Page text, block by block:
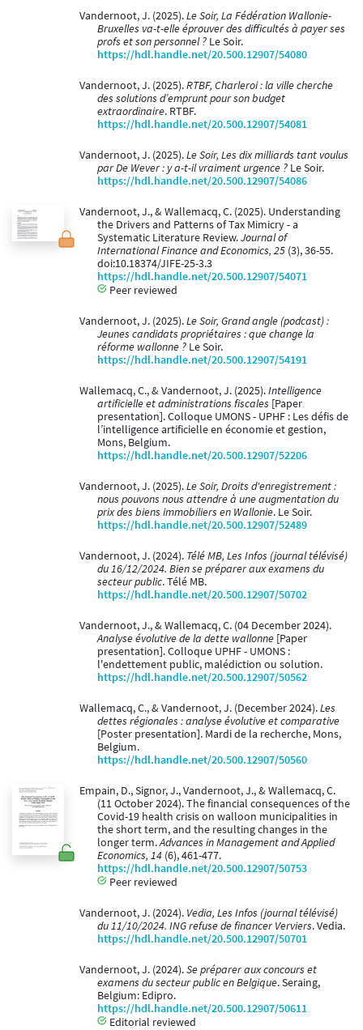
Vandernoot, J. (2025).Le Soir, La Fédération Wallonie-
Bruxelles va-t-elle éprouver des difficultés à payer ses
profs et son personnel ? Le Soir.
https://hdl.handle.net/20.500.12907/54080
Vandernoot, J. (2025).RTBF, Charleroi : la ville cherche
des solutions d’emprunt pour son budget
extraordinaire. RTBF.
https://hdl.handle.net/20.500.12907/54081
Vandernoot, J. (2025).Le Soir, Les dix milliards tant voulus
par De Wever : y a-t-il vraiment urgence ? Le Soir.
https://hdl.handle.net/20.500.12907/54086
Vandernoot, J., & Wallemacq, C. (2025). Understanding
the Drivers and Patterns of Tax Mimicry - a
Systematic Literature Review.Journal of
International Finance and Economics, 25 (3), 36-55.
doi:10.18374/JIFE-25-3.3
https://hdl.handle.net/20.500.12907/54071
Peer reviewed
Vandernoot, J. (2025).Le Soir, Grand angle (podcast) :
Jeunes candidats propriétaires : que change la
réforme wallonne ? Le Soir.
https://hdl.handle.net/20.500.12907/54191
Wallemacq, C., & Vandernoot, J. (2025).Intelligence
artificielle et administrations fiscales [Paper
presentation]. Colloque UMONS - UPHF : Les défis de
l’intelligence artificielle en économie et gestion,
Mons, Belgium.
https://hdl.handle.net/20.500.12907/52206
Vandernoot, J. (2025).Le Soir, Droits d'enregistrement :
nous pouvons nous attendre à une augmentation du
prix des biens immobiliers en Wallonie. Le Soir.
https://hdl.handle.net/20.500.12907/52489
Vandernoot, J. (2024). Télé MB, Les Infos (journal télévisé)
du 16/12/2024. Bien se préparer aux examens du
secteur public. Télé MB.
https://hdl.handle.net/20.500.12907/50702
Vandernoot, J., & Wallemacq, C. (04 December 2024).
Analyse évolutive de la dette wallonne [Paper
presentation]. Colloque UPHF - UMONS :
l'endettement public, malédiction ou solution.
https://hdl.handle.net/20.500.12907/50562
Wallemacq, C., & Vandernoot, J. (December 2024).Les
dettes régionales : analyse évolutive et comparative
[Poster presentation]. Mardi de la recherche, Mons,
Belgium.
https://hdl.handle.net/20.500.12907/50560
Empain, D., Signor, J., Vandernoot, J., & Wallemacq, C.
(11 October 2024). The financial consequences of the
Covid-19 health crisis on walloon municipalities in
the short term, and the resulting changes in the
longer term.Advances in Management and Applied
Economics, 14 (6), 461-477.
https://hdl.handle.net/20.500.12907/50753
Peer reviewed
Vandernoot, J. (2024). Vedia, Les Infos (journal télévisé)
du 11/10/2024. ING refuse de financer Verviers. Vedia.
https://hdl.handle.net/20.500.12907/50701
Vandernoot, J. (2024).Se préparer aux concours et
examens du secteur public en Belgique. Seraing,
Belgium: Edipro.
https://hdl.handle.net/20.500.12907/50611
Editorial reviewed